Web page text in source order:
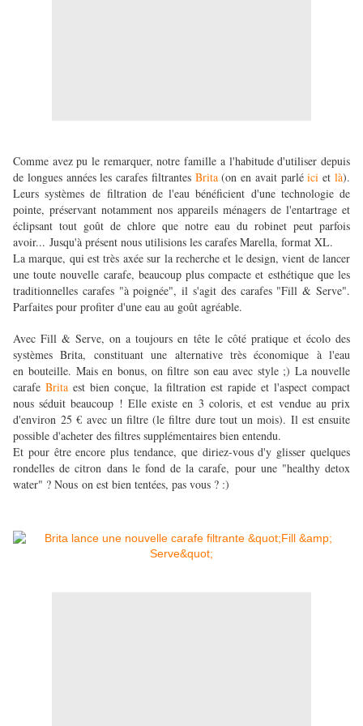
Comme avez pu le remarquer, notre famille a l'habitude d'utiliser depuis
de longues années les carafes filtrantes Brita(on en avait parléici etlà).
Leurs systèmes de filtration de l'eau bénéficient d'une technologie de
pointe, préservant notamment nos appareils ménagers de l'entartrage et
éclipsant tout goût de chlore que notre eau du robinet peut parfois
avoir... Jusqu'à présent nous utilisions les carafes Marella, format XL.
La marque, qui est très axée sur la recherche et le design, vient de lancer
une toute nouvelle carafe, beaucoup plus compacte et esthétique que les
traditionnelles carafes "à poignée", il s'agit des carafes "Fill & Serve".
Parfaites pour profiter d'une eau au goût agréable.
Avec Fill & Serve, on a toujours en tête le côté pratique et écolo des
systèmes Brita, constituant une alternative très économique à l'eau
en bouteille. Mais en bonus, on filtre son eau avec style ;) La nouvelle
carafe Britaest bien conçue, la filtration est rapide et l'aspect compact
nous séduit beaucoup ! Elle existe en 3 coloris, et est vendue au prix
d'environ 25 € avec un filtre (le filtre dure tout un mois). Il est ensuite
possible d'acheter des filtres supplémentaires bien entendu.
Et pour être encore plus tendance, que diriez-vous d'y glisser quelques
rondelles de citron dans le fond de la carafe, pour une "healthy detox
water" ? Nous on est bien tentées, pas vous ? :)